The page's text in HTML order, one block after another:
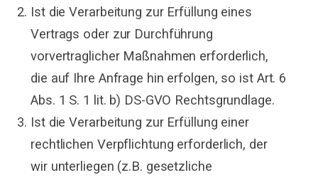
Ist die Verarbeitung zur Erfüllung eines
Vertrags oder zur Durchführung
vorvertraglicher Maßnahmen erforderlich,
die auf Ihre Anfrage hin erfolgen, so ist Art. 6
Abs. 1 S. 1 lit. b) DS-GVO Rechtsgrundlage.
Ist die Verarbeitung zur Erfüllung einer
rechtlichen Verpflichtung erforderlich, der
wir unterliegen (z.B. gesetzliche